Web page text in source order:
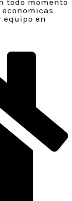
todo momento
equipo en